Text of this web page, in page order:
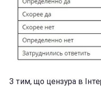
З тим, що цензура в